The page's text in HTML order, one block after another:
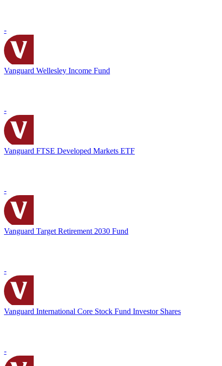
-
Vanguard Wellesley Income Fund
-
Vanguard FTSE Developed Markets ETF
-
Vanguard Target Retirement 2030 Fund
-
Vanguard International Core Stock Fund Investor Shares
-